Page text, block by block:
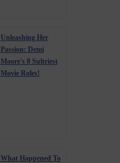
Unleashing Her
Passion: Demi
Moore's 8 Sultriest
Movie Roles!
What Happened To